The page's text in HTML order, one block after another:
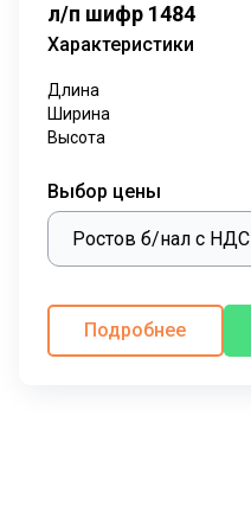
л/п шифр 1484
Характеристики
Длина
Ширина
Высота
Выбор цены
Подробнее